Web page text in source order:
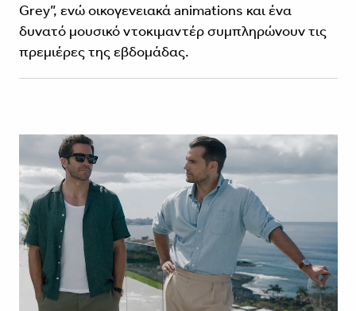
Grey”, ενώ οικογενειακά animations και ένα
δυνατό μουσικό ντοκιμαντέρ συμπληρώνουν τις
πρεμιέρες της εβδομάδας.